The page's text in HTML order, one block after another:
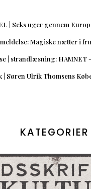
| Seks uger gennem
Magiske nætter i
| strandlæsning:
Søren Ulrik Thomsens
KATEGORIER